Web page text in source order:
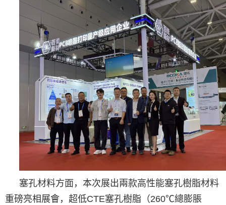
塞孔材料方面，本次展出兩款高性能塞孔樹脂材料
重磅亮相展會，超低CTE塞孔樹脂（260℃總膨脹